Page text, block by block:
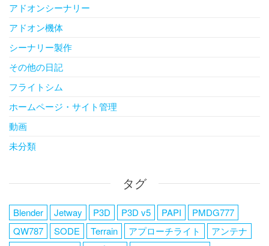
アドオンシーナリー
アドオン機体
シーナリー製作
その他の日記
フライトシム
ホームページ・サイト管理
動画
未分類
タグ
Blender Jetway P3D P3D v5 PAPI
PMDG777
QW787
SODE Terrain アプローチライト
アンテナ